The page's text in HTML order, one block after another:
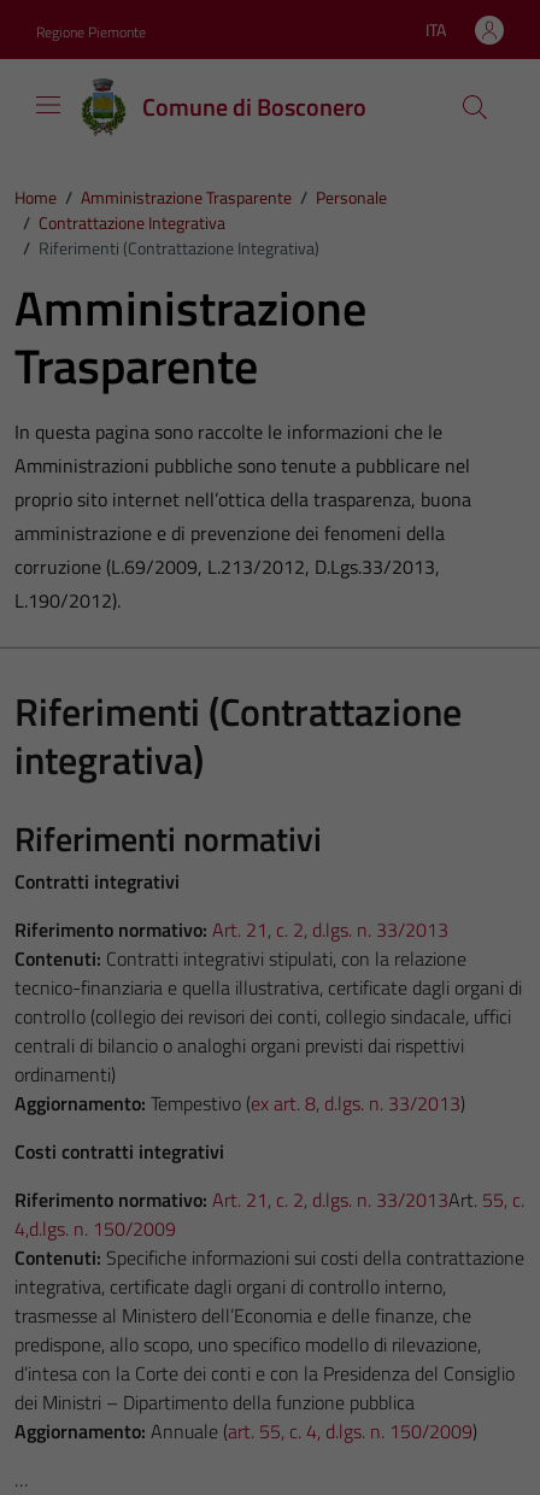
Regione Piemonte Lingua attiva:
ITA
Comune di Bosconero
Home / Amministrazione Trasparente / Personale
/ Contrattazione Integrativa
/ Riferimenti (Contrattazione Integrativa)
Amministrazione
Trasparente
In questa pagina sono raccolte le informazioni che le
Amministrazioni pubbliche sono tenute a pubblicare nel
proprio sito internet nell’ottica della trasparenza, buona
amministrazione e di prevenzione dei fenomeni della
corruzione (L.69/2009, L.213/2012, D.Lgs.33/2013,
L.190/2012).
Riferimenti (Contrattazione
integrativa)
Riferimenti normativi
Contratti integrativi
Riferimento normativo: Art. 21, c. 2, d.lgs. n. 33/2013
Contenuti: Contratti integrativi stipulati, con la relazione
tecnico-finanziaria e quella illustrativa, certificate dagli organi di
controllo (collegio dei revisori dei conti, collegio sindacale, uffici
centrali di bilancio o analoghi organi previsti dai rispettivi
ordinamenti)
Aggiornamento: Tempestivo (ex art. 8, d.lgs. n. 33/2013)
Costi contratti integrativi
Riferimento normativo: Art. 21, c. 2, d.lgs. n. 33/2013Art. 55, c.
4,d.lgs. n. 150/2009
Contenuti: Specifiche informazioni sui costi della contrattazione
integrativa, certificate dagli organi di controllo interno,
trasmesse al Ministero dell’Economia e delle finanze, che
predispone, allo scopo, uno specifico modello di rilevazione,
d’intesa con la Corte dei conti e con la Presidenza del Consiglio
dei Ministri – Dipartimento della funzione pubblica
Aggiornamento: Annuale (art. 55, c. 4, d.lgs. n. 150/2009)
…